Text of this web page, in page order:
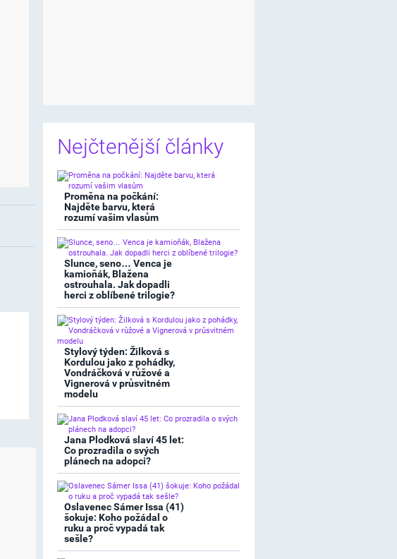
Nejčtenější články
Proměna na počkání:
Najděte barvu, která
rozumí vašim vlasům
Slunce, seno… Venca je
kamioňák, Blažena
ostrouhala. Jak dopadli
herci z oblíbené trilogie?
Stylový týden: Žilková s
Kordulou jako z pohádky,
Vondráčková v růžové a
Vignerová v průsvitném
modelu
Jana Plodková slaví 45 let:
Co prozradila o svých
plánech na adopci?
Oslavenec Sámer Issa (41)
šokuje: Koho požádal o
ruku a proč vypadá tak
sešle?